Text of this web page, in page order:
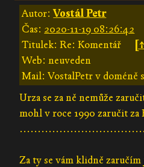
Autor:Vostál Petr
Čas: 2020-11-19 08:26:42
Titulek: Re: Komentář
Web: neuveden
Mail: VostalPetr v doméně
Urza se za ně nemůže
mohl v roce 1990 zaručit za
Za ty se vám klidně zaručím